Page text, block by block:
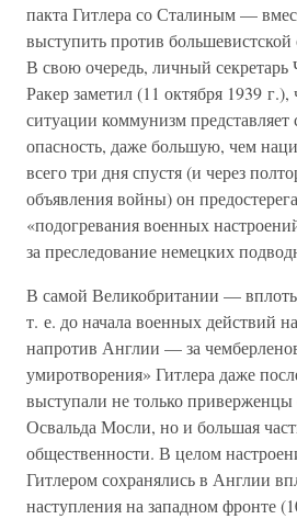
пакта Гитлера со Сталиным —
выступить против большевистской
В свою очередь, личный секретарь
Ракер заметил (11 октября 1939
ситуации коммунизм
опасность, даже большую, чем
всего три дня спустя (и через
объявления войны) он
«подогревания военных
за преследование немецких
В самой Великобритании — вплоть
т. е. до начала военных действий
напротив Англии — за
умиротворения» Гитлера даже
выступали не только приверженцы
Освальда Мосли, но и большая
общественности. В целом
Гитлером сохранялись в Англии
наступления на западном фронте